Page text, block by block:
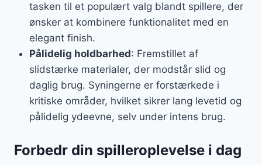
tasken til et populært valg blandt spillere, der
ønsker at kombinere funktionalitet med en
elegant finish.
Pålidelig holdbarhed: Fremstillet af
slidstærke materialer, der modstår slid og
daglig brug. Syningerne er forstærkede i
kritiske områder, hvilket sikrer lang levetid og
pålidelig ydeevne, selv under intens brug.
Forbedr din spilleroplevelse i dag